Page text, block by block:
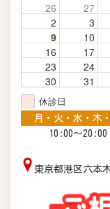
26 27
2
3
9
10
16
17
23
24
30
31
休診日
月・火・水・木
10:00〜20:00
東京都港区六本